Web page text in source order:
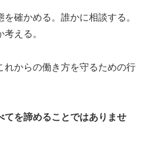
確かめる。誰かに相談する。
える。
れからの働き方を守るための行
てを諦めることではありませ